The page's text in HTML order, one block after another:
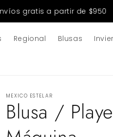
gratis a partir de $950
Regional Blusas
MEXICO ESTELAR
Blusa /